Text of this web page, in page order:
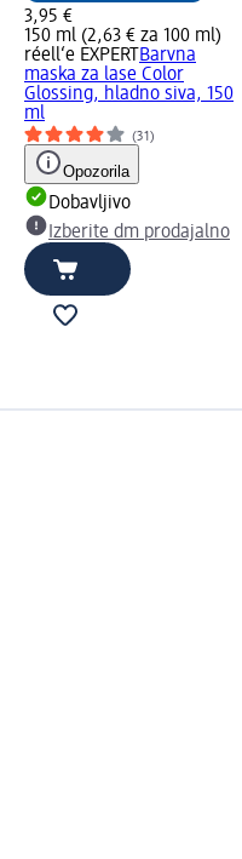
3,95 €
150 ml (2,63 € za 100 ml)
réell‘e EXPERT Barvna
maska za lase Color
Glossing, hladno siva, 150
ml
(31)
Opozorila
Dobavljivo
Izberite dm prodajalno